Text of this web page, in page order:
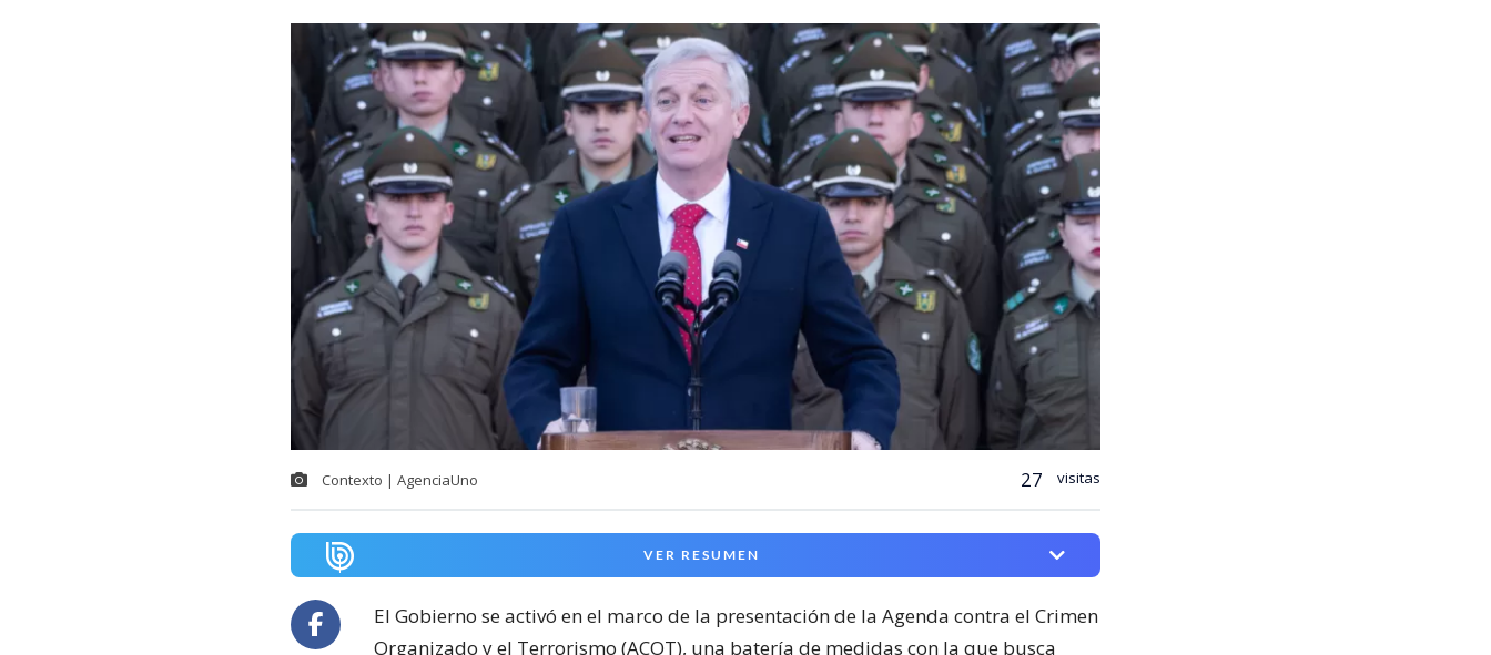
Contexto | AgenciaUno 27 visitas
VER RESUMEN
El Gobierno se activó en el marco de la presentación de la Agenda contra el Crimen
Organizado y el Terrorismo (ACOT), una batería de medidas con la que busca